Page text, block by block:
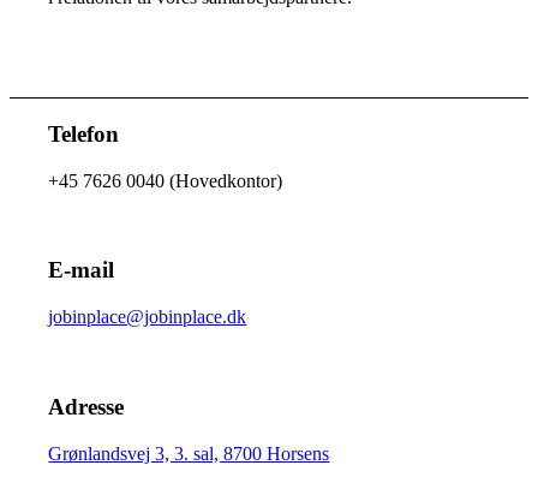
Telefon
+45 7626 0040 (Hovedkontor)
E-mail
jobinplace@jobinplace.dk
Adresse
Grønlandsvej 3, 3. sal, 8700 Horsens